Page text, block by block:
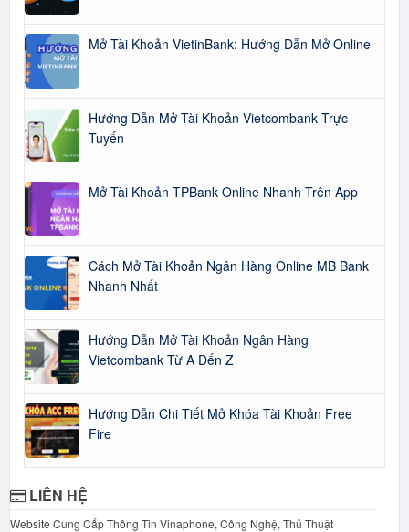
Mở Tài Khoản VietinBank: Hướng Dẫn Mở Online
Hướng Dẫn Mở Tài Khoản Vietcombank Trực
Tuyến
Mở Tài Khoản TPBank Online Nhanh Trên App
Cách Mở Tài Khoản Ngân Hàng Online MB Bank
Nhanh Nhất
Hướng Dẫn Mở Tài Khoản Ngân Hàng
Vietcombank Từ A Đến Z
Hướng Dẫn Chi Tiết Mở Khóa Tài Khoản Free
Fire
LIÊN HỆ
Website Cung Cấp Thông Tin Vinaphone, Công Nghệ, Thủ Thuật